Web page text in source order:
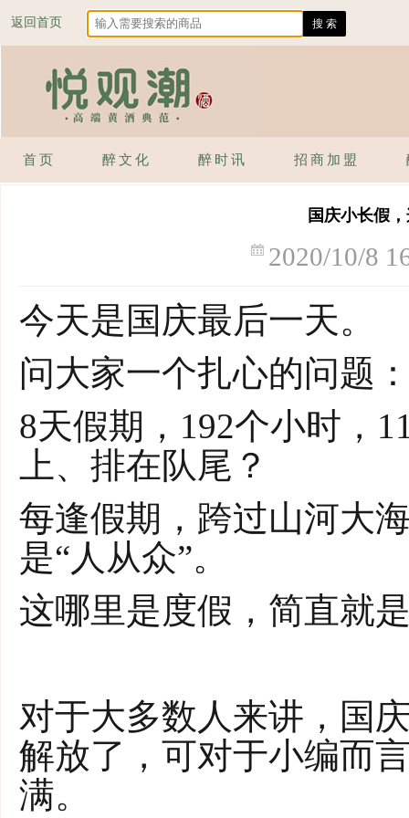
返回首页
首页 醉文化 醉时讯 招商加盟
国庆小长假
2020/10/8
今天是国庆最后一天。
问大家一个扎心的问题
8天假期，192个小时，
上、排在队尾？
每逢假期，跨过山河大
是“人从众”。
这哪里是度假，简直就
对于大多数人来讲，国
解放了，可对于小编而
满。